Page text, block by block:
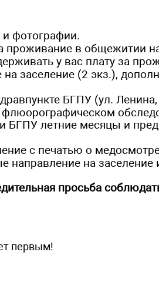
и фотографии.
проживание в общежитии
у вас плату за
на заселение (2 экз.),
БГПУ (ул.
флюорографическом
БГПУ летние месяцы и
с печатью о
направление на
просьба
первым!